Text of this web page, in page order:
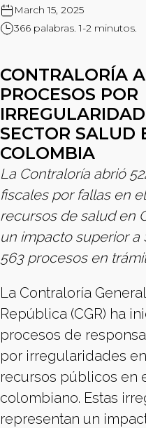
March 15, 2025
366 palabras. 1-2 minutos.
CONTRALORÍA
PROCESOS POR
SECTOR SALUD
COLOMBIA
La Contraloría abrió
fiscales por fallas en
recursos de salud en
un impacto superior a
563 procesos en
La Contraloría
República (CGR) ha
procesos de
por irregularidades
recursos públicos en
colombiano. Estas
representan un